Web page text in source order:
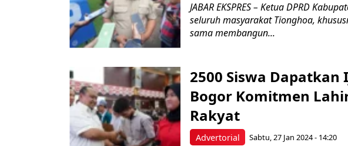
JABAR EKSPRES – Ketua DPRD
seluruh masyarakat Tionghoa,
sama membangun...
Advertorial
2500 Siswa Dapatkan
Bogor Komitmen
Rakyat
Sabtu, 27 Jan 2024 - 14:20